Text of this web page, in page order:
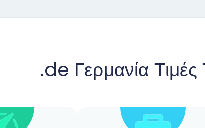
.de Γερμανία